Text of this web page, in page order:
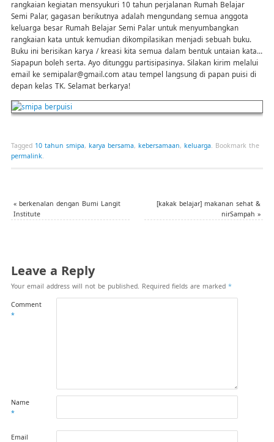
rangkaian kegiatan mensyukuri 10 tahun perjalanan Rumah Belajar
Semi Palar, gagasan berikutnya adalah mengundang semua anggota
keluarga besar Rumah Belajar Semi Palar untuk menyumbangkan
rangkaian kata untuk kemudian dikompilasikan menjadi sebuah buku.
Buku ini berisikan karya / kreasi kita semua dalam bentuk untaian kata…
Siapapun boleh serta. Ayo ditunggu partisipasinya. Silakan kirim melalui
email ke semipalar@gmail.com atau tempel langsung di papan puisi di
depan kelas TK. Selamat berkarya!
Tagged 10 tahun smipa, karya bersama, kebersamaan, keluarga. Bookmark the
permalink.
«berkenalan dengan Bumi Langit
Institute
[kakak belajar] makanan sehat &
nirSampah»
Leave a Reply
Your email address will not be published. Required fields are marked *
Comment
*
Name
*
Email